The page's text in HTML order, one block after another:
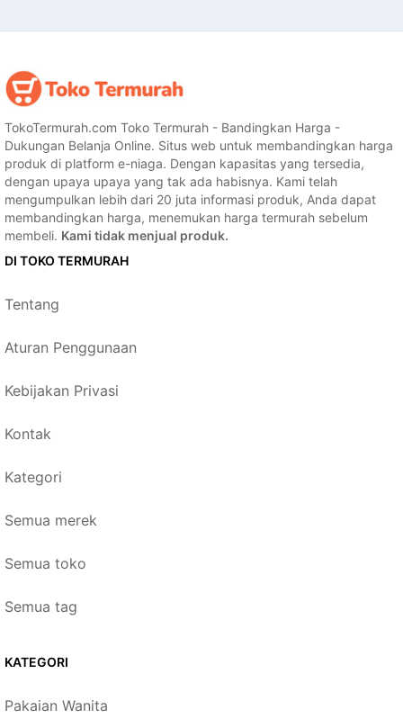
TokoTermurah.com Toko Termurah - Bandingkan Harga -
Dukungan Belanja Online. Situs web untuk membandingkan harga
produk di platform e-niaga. Dengan kapasitas yang tersedia,
dengan upaya upaya yang tak ada habisnya. Kami telah
mengumpulkan lebih dari 20 juta informasi produk, Anda dapat
membandingkan harga, menemukan harga termurah sebelum
membeli. Kami tidak menjual produk.
DI TOKO TERMURAH
Tentang
Aturan Penggunaan
Kebijakan Privasi
Kontak
Kategori
Semua merek
Semua toko
Semua tag
KATEGORI
Pakaian Wanita